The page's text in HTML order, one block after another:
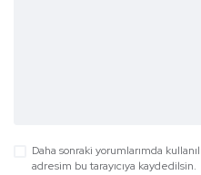
Daha sonraki yorumlarımda
adresim bu tarayıcıya kaydedilsin.